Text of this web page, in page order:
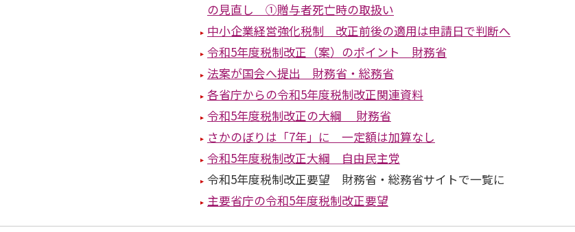
の見直し ①贈与者死亡時の取扱い
中小企業経営強化税制 改正前後の適用は申請日で判断へ
令和5年度税制改正（案）のポイント 財務省
法案が国会へ提出 財務省・総務省
各省庁からの令和5年度税制改正関連資料
令和5年度税制改正の大綱 財務省
さかのぼりは「7年」に 一定額は加算なし
令和5年度税制改正大綱 自由民主党
令和5年度税制改正要望 財務省・総務省サイトで一覧に
主要省庁の令和5年度税制改正要望